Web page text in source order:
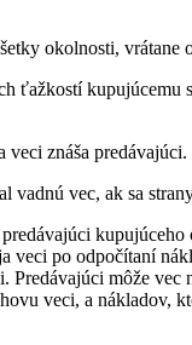
okolnosti, vrátane
ťažkostí kupujúcemu
znáša predávajúci.
vadnú vec, ak sa
veci po odpočítaní
môže vec
veci, a nákladov,